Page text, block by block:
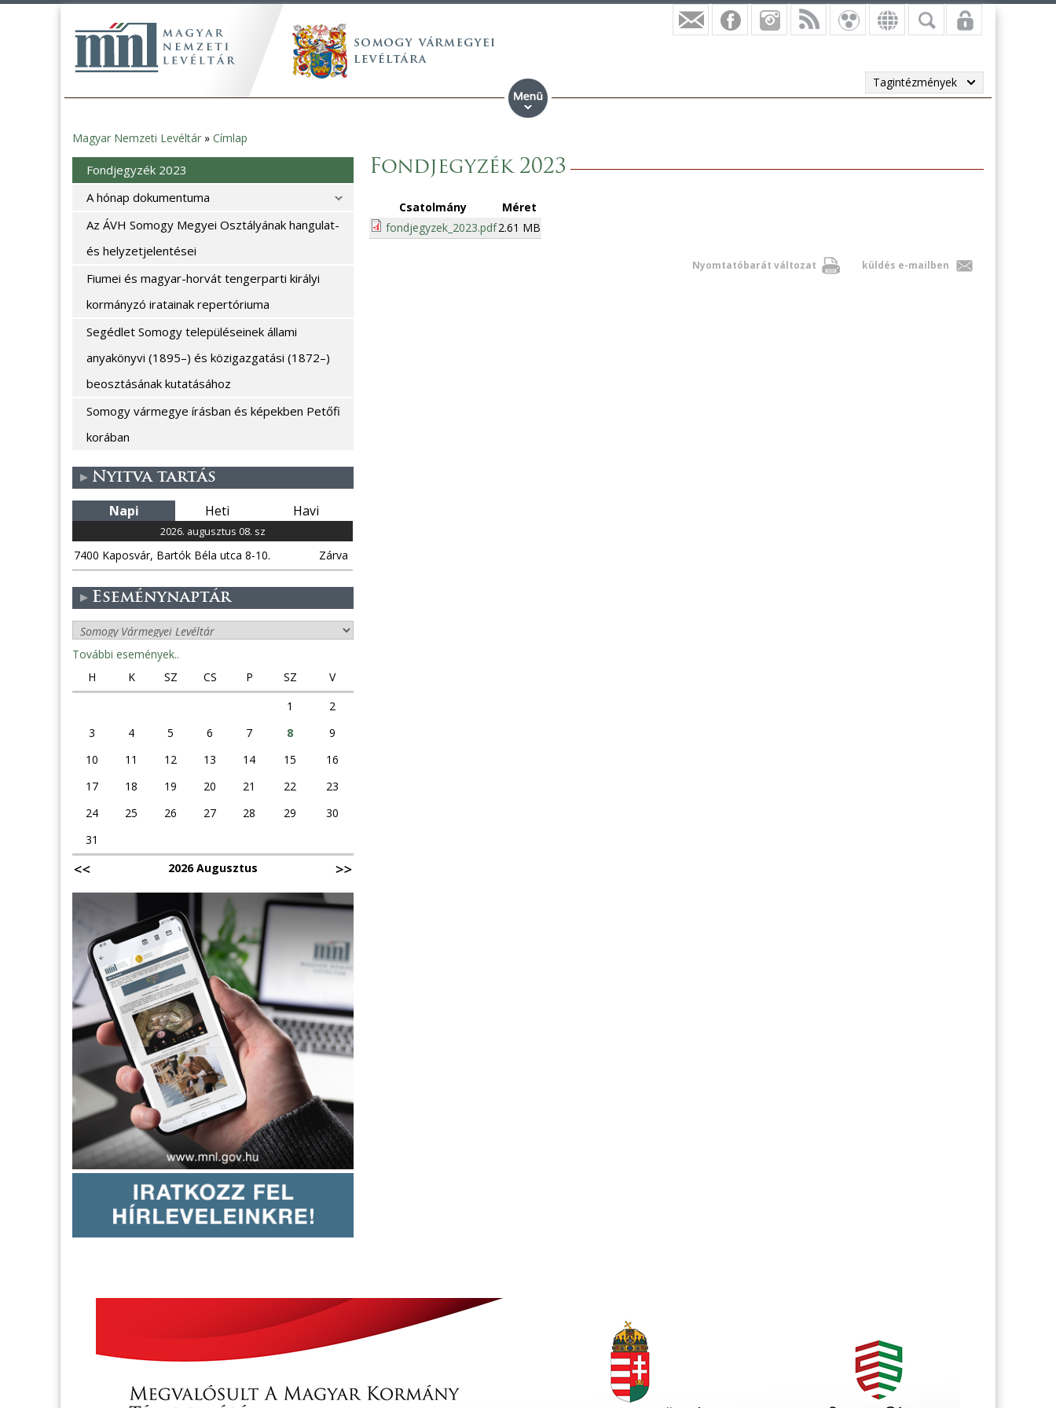
Tagintézmények
Jelenlegi
hely
Magyar Nemzeti Levéltár » Címlap
Fondjegyzék 2023
Csatolmány
Méret
fondjegyzek_2023.pdf2.61 MB
Nyomtatóbarát változat küldés e-mailben
Fondjegyzék 2023
A hónap dokumentuma
Az ÁVH Somogy Megyei Osztályának hangulat-
és helyzetjelentései
Fiumei és magyar-horvát tengerparti királyi
kormányzó iratainak repertóriuma
Segédlet Somogy településeinek állami
anyakönyvi (1895–) és közigazgatási (1872–)
beosztásának kutatásához
Somogy vármegye írásban és képekben Petőfi
korában
Nyitva tartás
Napi Heti Havi
2026. augusztus 08. sz
7400 Kaposvár, Bartók Béla utca 8-10. Zárva
Eseménynaptár
További események..
H
K SZ CS P SZ
V
1
2
3
4 5 6 7 8
9
10
11 12 13 14 15
16
17
18 19 20 21 22
23
24
25 26 27 28 29
30
31
2026 Augusztus